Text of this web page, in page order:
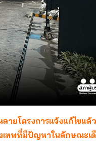
ยโครงการแจ้งแก้ไขแล้
เทพที่มีปัญหาในลักษณะเ